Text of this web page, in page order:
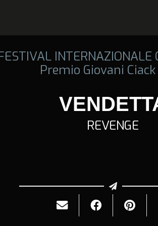
INTERNAZIONALE
Premio Giovani
REVENGE